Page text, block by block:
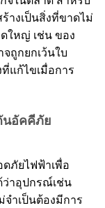
างเป็นสิ่งที่ขาดไม่
ใหญ่ เช่น ของ
ถูกยกเว้นใบ
แก้ไขเมื่อการ
นอัคคีภัย
ภัยไฟฟ้าเพื่อ
ว่าอุปกรณ์เช่น
จำเป็นต้องมีการ